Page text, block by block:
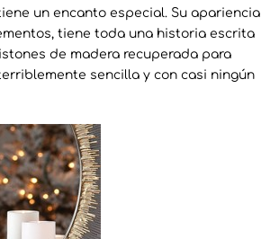
un encanto especial. Su apariencia
tiene toda una historia escrita
de madera recuperada para
sencilla y con casi ningún